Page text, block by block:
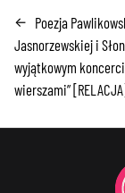
← Poezja
Jasnorzewskiej i
wyjątkowym
wierszami”